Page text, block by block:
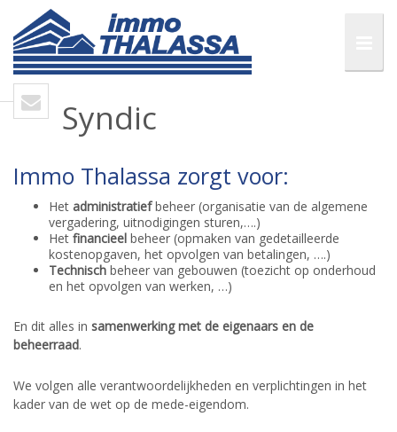
Syndic
Immo Thalassa zorgt voor:
Het administratiefbeheer (organisatie van de algemene
vergadering, uitnodigingen sturen,….)
Het financieel beheer (opmaken van gedetailleerde
kostenopgaven, het opvolgen van betalingen, ….)
Technisch beheer van gebouwen (toezicht op onderhoud
en het opvolgen van werken, …)
En dit alles in samenwerking met de eigenaars en de
beheerraad.
We volgen alle verantwoordelijkheden en verplichtingen in het
kader van de wet op de mede-eigendom.